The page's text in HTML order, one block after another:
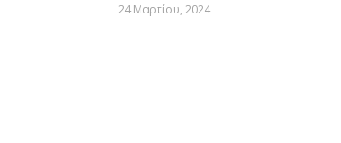
24 Μαρτίου, 2024